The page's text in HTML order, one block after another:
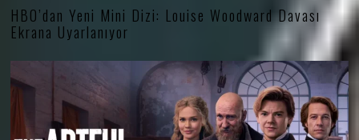
HBO’dan Yeni Mini Dizi: Louise Woodward Davası
Ekrana Uyarlanıyor